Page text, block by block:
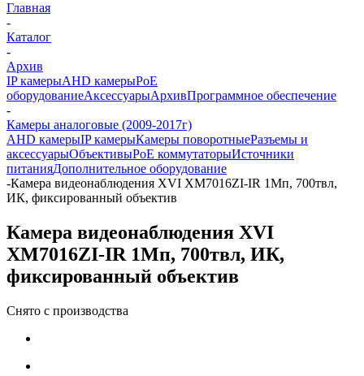
Главная
-
Каталог
-
Архив
IP камерыAHD камерыPoE
оборудованиеАксессуарыАрхивПрограммное обеспечение
-
Камеры аналоговые (2009-2017г)
AHD камерыIP камерыКамеры поворотныеРазъемы и
аксессуарыОбъективыPoE коммутаторыИсточники
питанияДополнительное оборудование
-Камера видеонаблюдения XVI XМ7016ZI-IR 1Мп, 700твл,
ИК, фиксированный объектив
Камера видеонаблюдения XVI
XМ7016ZI-IR 1Мп, 700твл, ИК,
фиксированный объектив
Снято с производства